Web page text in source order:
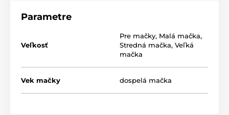
Parametre
Veľkosť
Pre mačky, Malá mačka,
Stredná mačka, Veľká
mačka
Vek mačky dospelá mačka